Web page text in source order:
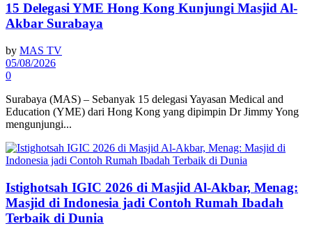
15 Delegasi YME Hong Kong Kunjungi Masjid Al-
Akbar Surabaya
by MAS TV
05/08/2026
0
Surabaya (MAS) – Sebanyak 15 delegasi Yayasan Medical and
Education (YME) dari Hong Kong yang dipimpin Dr Jimmy Yong
mengunjungi...
Istighotsah IGIC 2026 di Masjid Al-Akbar, Menag:
Masjid di Indonesia jadi Contoh Rumah Ibadah
Terbaik di Dunia